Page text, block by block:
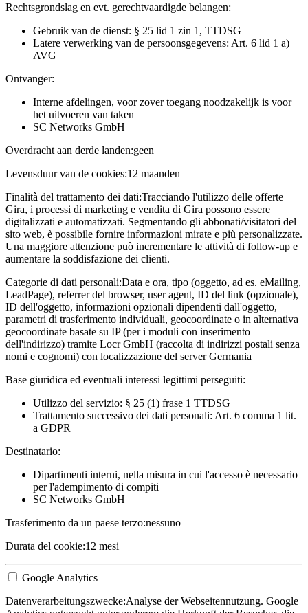
Rechtsgrondslag en evt. gerechtvaardigde belangen:
Gebruik van de dienst: § 25 lid 1 zin 1, TTDSG
Latere verwerking van de persoonsgegevens: Art. 6 lid 1 a)
AVG
Ontvanger:
Interne afdelingen, voor zover toegang noodzakelijk is voor
het uitvoeren van taken
SC Networks GmbH
Overdracht aan derde landen:geen
Levensduur van de cookies:12 maanden
Finalità del trattamento dei dati:Tracciando l'utilizzo delle offerte
Gira, i processi di marketing e vendita di Gira possono essere
digitalizzati e automatizzati. Segmentando gli abbonati/visitatori del
sito web, è possibile fornire informazioni mirate e più personalizzate.
Una maggiore attenzione può incrementare le attività di follow-up e
aumentare la soddisfazione dei clienti.
Categorie di dati personali:Data e ora, tipo (oggetto, ad es. eMailing,
LeadPage), referrer del browser, user agent, ID del link (opzionale),
ID dell'oggetto, informazioni opzionali dipendenti dall'oggetto,
parametri di trasferimento individuali, geocoordinate o in alternativa
geocoordinate basate su IP (per i moduli con inserimento
dell'indirizzo) tramite Locr GmbH (raccolta di indirizzi postali senza
nomi e cognomi) con localizzazione del server Germania
Base giuridica ed eventuali interessi legittimi perseguiti:
Utilizzo del servizio: § 25 (1) frase 1 TTDSG
Trattamento successivo dei dati personali: Art. 6 comma 1 lit.
a GDPR
Destinatario:
Dipartimenti interni, nella misura in cui l'accesso è necessario
per l'adempimento di compiti
SC Networks GmbH
Trasferimento da un paese terzo:nessuno
Durata del cookie:12 mesi
Google Analytics
Datenverarbeitungszwecke:Analyse der Webseitennutzung. Google